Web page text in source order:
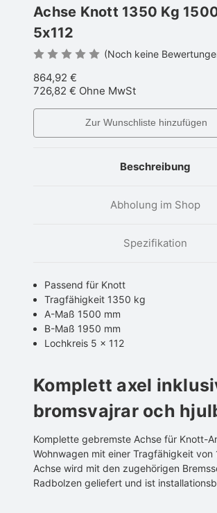
Achse Knott 1350 Kg
5x112
(Noch keine
864,92 €
726,82 € Ohne MwSt
Zur Wunschliste hinzufügen
Beschreibung
Abholung im Shop
Spezifikation
Passend für Knott
Tragfähigkeit 1350 kg
A-Maß 1500 mm
B-Maß 1950 mm
Lochkreis 5 × 112
Komplett axel
bromsvajrar och
Komplette gebremste Achse für Knott-
Wohnwagen mit einer Tragfähigkeit von
Achse wird mit den zugehörigen
Radbolzen geliefert und ist